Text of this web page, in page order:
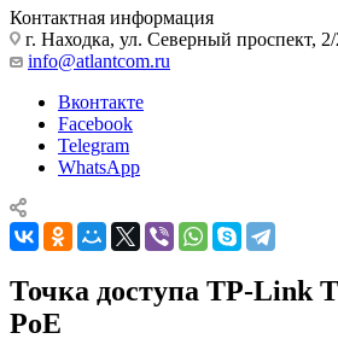
Контактная информация
г. Находка, ул. Северный проспект, 2/
info@atlantcom.ru
Вконтакте
Facebook
Telegram
WhatsApp
Точка доступа TP-Link
PoE